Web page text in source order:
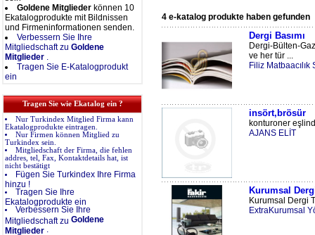
Goldene Mitglieder können 10
Ekatalogprodukte mit Bildnissen
und Firmeninformationen senden.
Verbessern Sie Ihre
Mitgliedschaft zu Goldene
Mitglieder .
Tragen Sie E-Katalogprodukt
ein
Tragen Sie wie Ekatalog ein ?
Nur Turkindex Mitglied Firma kann
Ekatalogprodukte eintragen.
Nur Firmen können Mitglied zu
Turkindex sein.
Mitgliedschaft der Firma, die fehlen
addres, tel, Fax, Kontaktdetails hat, ist
nicht bestätigt
Fügen Sie Turkindex Ihre Firma
hinzu !
Tragen Sie Ihre
Ekatalogprodukte ein
Verbessern Sie Ihre
Mitgliedschaft zu Goldene
Mitglieder .
4 e-katalog produkte haben gefunden
Dergi Basımı
Dergi-Bülten-
ve her tür ...
Filiz
insört,brösür
konturoner
AJANS ELİT
Kurumsal
Kurumsal Dergi
ExtraKurumsal